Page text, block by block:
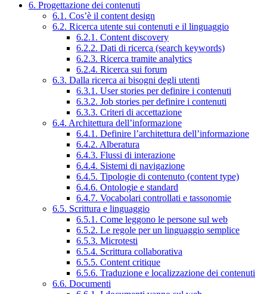
6. Progettazione dei contenuti
6.1. Cos’è il content design
6.2. Ricerca utente sui contenuti e il linguaggio
6.2.1. Content discovery
6.2.2. Dati di ricerca (search keywords)
6.2.3. Ricerca tramite analytics
6.2.4. Ricerca sui forum
6.3. Dalla ricerca ai bisogni degli utenti
6.3.1. User stories per definire i contenuti
6.3.2. Job stories per definire i contenuti
6.3.3. Criteri di accettazione
6.4. Architettura dell’informazione
6.4.1. Definire l’architettura dell’informazione
6.4.2. Alberatura
6.4.3. Flussi di interazione
6.4.4. Sistemi di navigazione
6.4.5. Tipologie di contenuto (content type)
6.4.6. Ontologie e standard
6.4.7. Vocabolari controllati e tassonomie
6.5. Scrittura e linguaggio
6.5.1. Come leggono le persone sul web
6.5.2. Le regole per un linguaggio semplice
6.5.3. Microtesti
6.5.4. Scrittura collaborativa
6.5.5. Content critique
6.5.6. Traduzione e localizzazione dei contenuti
6.6. Documenti